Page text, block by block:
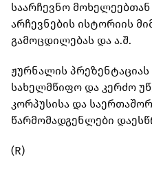
საარჩევნო
არჩევნების ისტორიის
გამოცდილებას და ა.შ.
ჟურნალის
სახელმწიფო და კერძო
კორპუსისა და
წარმომადგენლები
(R)